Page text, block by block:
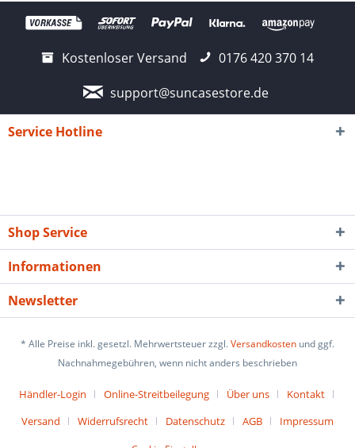
Kostenloser Versand
0176 420 370 14
support@suncasestore.de
Service Hotline
Shop Service
Informationen
Newsletter
* Alle Preise inkl. gesetzl. Mehrwertsteuer zzgl.Versandkosten und ggf.
Nachnahmegebühren, wenn nicht anders beschrieben
Händler-Login Online-Streitbeilegung Über uns
Kontakt
Versand
Widerrufsrecht Datenschutz AGB Impressum